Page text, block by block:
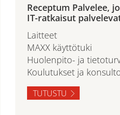
Receptum Palvelee,
IT-ratkaisut
Laitteet
MAXX käyttötuki
Huolenpito- ja
Koulutukset ja
TUTUSTU